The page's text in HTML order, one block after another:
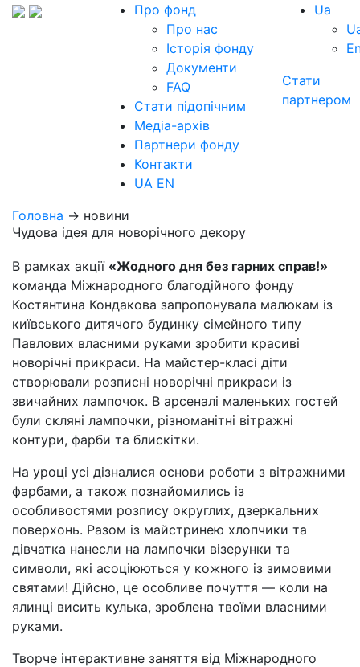
Про фонд
Про нас
Історія фонду
Документи
FAQ
Стати підопічним
Медіа-архів
Партнери фонду
Контакти
UA EN
Ua
Стати
партнером
Головна → новини
Чудова ідея для новорічного декору
В рамках акції «Жодного дня без гарних справ!»
команда Міжнародного благодійного фонду
Костянтина Кондакова запропонувала малюкам із
київського дитячого будинку сімейного типу
Павлових власними руками зробити красиві
новорічні прикраси. На майстер-класі діти
створювали розписні новорічні прикраси із
звичайних лампочок. В арсеналі маленьких гостей
були скляні лампочки, різноманітні вітражні
контури, фарби та блискітки.
На уроці усі дізналися основи роботи з вітражними
фарбами, а також познайомились із
особливостями розпису округлих, дзеркальних
поверхонь. Разом із майстринею хлопчики та
дівчатка нанесли на лампочки візерунки та
символи, які асоціюються у кожного із зимовими
святами! Дійсно, це особливе почуття — коли на
ялинці висить кулька, зроблена твоїми власними
руками.
Творче інтерактивне заняття від Міжнародного